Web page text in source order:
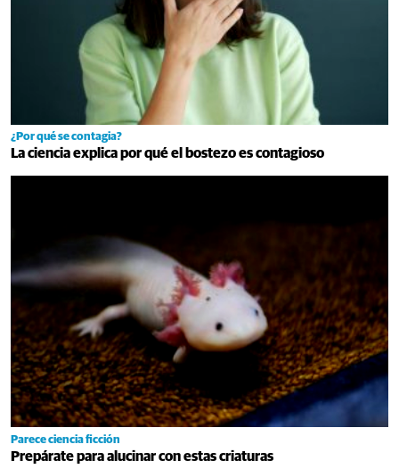
¿Por qué se contagia?
La ciencia explica por qué el bostezo es contagioso
Parece ciencia ficción
Prepárate para alucinar con estas criaturas